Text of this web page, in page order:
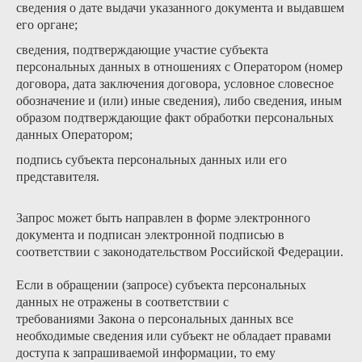
сведения о дате выдачи указанного документа и выдавшем
его органе;
сведения, подтверждающие участие субъекта
персональных данных в отношениях с Оператором (номер
договора, дата заключения договора, условное словесное
обозначение и (или) иные сведения), либо сведения, иным
образом подтверждающие факт обработки персональных
данных Оператором;
подпись субъекта персональных данных или его
представителя.
Запрос может быть направлен в форме электронного
документа и подписан электронной подписью в
соответствии с законодательством Российской Федерации.
Если в обращении (запросе) субъекта персональных
данных не отражены в соответствии с
требованиями Закона о персональных данных все
необходимые сведения или субъект не обладает правами
доступа к запрашиваемой информации, то ему